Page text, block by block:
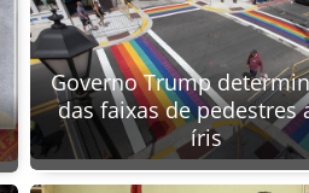
Governo Trump
das faixas de pedestres
íris